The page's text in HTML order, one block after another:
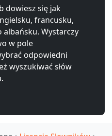
dowiesz się jak
francusku,
albańsku. Wystarczy
w pole
odpowiedni
wyszukiwać słów